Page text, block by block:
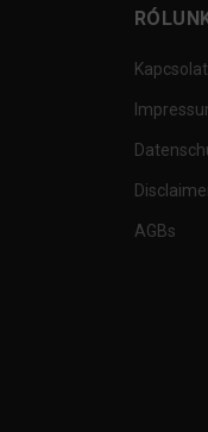
Kapcsolat
AGBs